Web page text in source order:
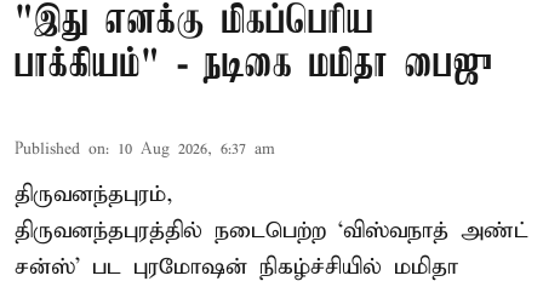
"இது எனக்கு மிகப்பெரிய
பாக்கியம்" - நடிகை மமிதா பைஜு
Published on: 10 Aug 2026, 6:37 am
திருவனந்தபுரம்,
திருவனந்தபுரத்தில் நடைபெற்ற ‘விஸ்வநாத் அண்ட்
சன்ஸ்’ பட புரமோஷன் நிகழ்ச்சியில் மமிதா